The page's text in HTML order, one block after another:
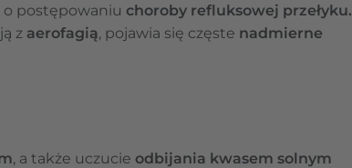
o postępowaniu choroby refluksowej przełyku.
z aerofagią, pojawia się częste nadmierne
, a także uczucie odbijania kwasem solnym